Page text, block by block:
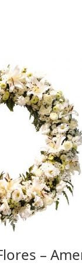
–